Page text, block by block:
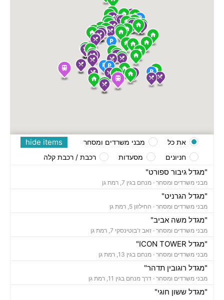
"מגדל גיבור ספורט"
מבני משרדים ומסחר · מנחם בגין 7, רמת גן
"מגדל הגרניט"
מבני משרדים ומסחר · החילזון 5, רמת גן
"מגדל משה אביב"
מבני משרדים ומסחר · זאב ז'בוטינסקי 7, רמת גן
"מגדל ICON TOWER"
מבני משרדים ומסחר · מנחם בגין 13, רמת גן
"מגדל רוגובין תדהר"
מבני משרדים ומסחר · דרך מנחם בגין 11, רמת גן
"מגדל ששון חוגי"
hide items את כל
מבני משרדים ומסחר
חניונים
מסעדות רכבת / רכבת קלה